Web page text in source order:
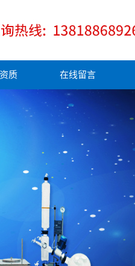
质 在线留言